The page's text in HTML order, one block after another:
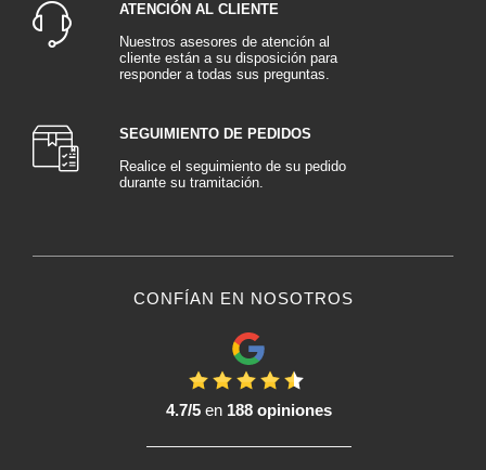
ATENCIÓN AL CLIENTE
Nuestros asesores de atención al
cliente están a su disposición para
responder a todas sus preguntas.
SEGUIMIENTO DE PEDIDOS
Realice el seguimiento de su pedido
durante su tramitación.
CONFÍAN EN NOSOTROS
4.7/5en 188 opiniones